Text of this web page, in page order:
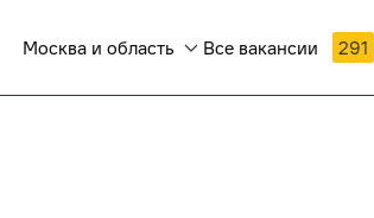
Москва и область Все вакансии 291